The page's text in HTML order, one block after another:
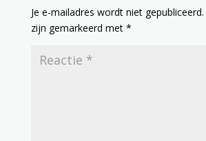
Je e-mailadres wordt niet gepubliceerd.
zijn gemarkeerd met *